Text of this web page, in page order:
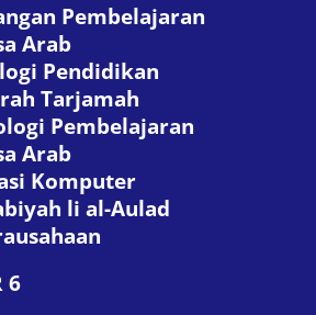
Pembelajaran
Arab
Pendidikan
Tarjamah
Pembelajaran
Arab
Komputer
li al-Aulad
6